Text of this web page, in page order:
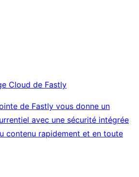
Cloud de Fastly
de Fastly vous donne un
avec une sécurité intégrée
contenu rapidement et en toute